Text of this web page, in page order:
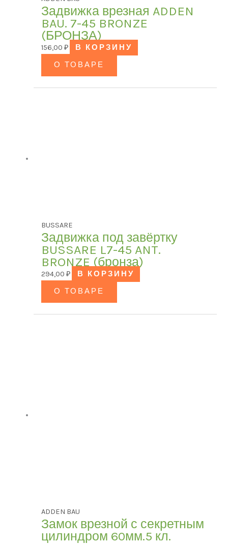
Задвижка врезная ADDEN
BAU. 7-45 BRONZE
(БРОНЗА)
156,00 ₽
В КОРЗИНУ
О ТОВАРЕ
BUSSARE
Задвижка под завёртку
BUSSARE L7-45 ANT.
BRONZE (бронза)
294,00 ₽
В КОРЗИНУ
О ТОВАРЕ
ADDEN BAU
Замок врезной с секретным
цилиндром 60мм.5 кл.